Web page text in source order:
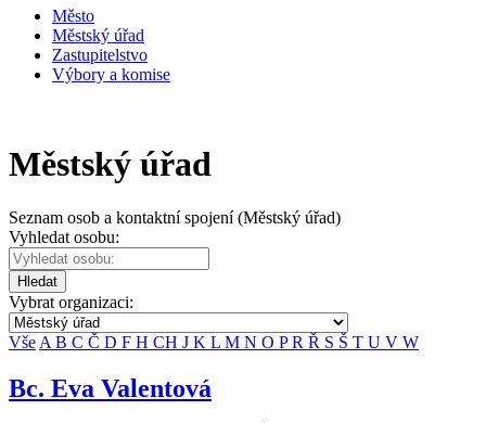
Město
Městský úřad
Zastupitelstvo
Výbory a komise
Městský úřad
Seznam osob a kontaktní spojení (Městský úřad)
Vyhledat osobu:
Hledat
Vybrat organizaci:
Vše A B C Č D F H CH J K L M N O PR Ř S Š T U V W
Bc. Eva Valentová